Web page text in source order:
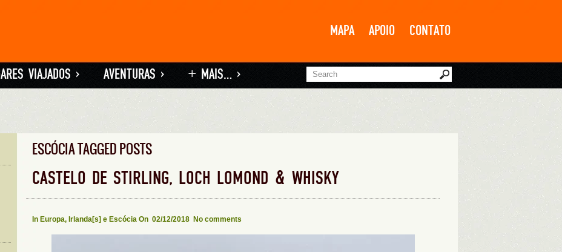
MAPA APOIO CONTATO
VIAJADOS » AVENTURAS » + MAIS… »
ESCÓCIA TAGGED POSTS
CASTELO DE STIRLING, LOCH LOMOND & WHISKY
In Europa, Irlanda[s] e Escócia On 02/12/2018 No comments